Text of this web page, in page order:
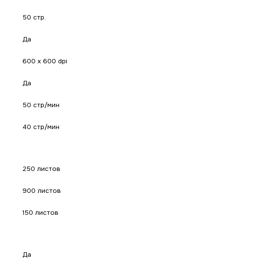
50 стр.
Да
600 x 600 dpi
Да
50 стр/мин
40 стр/мин
250 листов
900 листов
150 листов
Да